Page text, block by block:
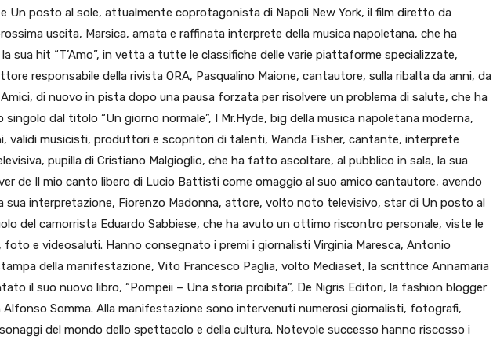
e Un posto al sole, attualmente coprotagonista di Napoli New York, il film diretto da
uscita, Marsica, amata e raffinata interprete della musica napoletana, che ha
sua hit “T’Amo”, in vetta a tutte le classifiche delle varie piattaforme specializzate,
responsabile della rivista ORA, Pasqualino Maione, cantautore, sulla ribalta da anni, da
di nuovo in pista dopo una pausa forzata per risolvere un problema di salute, che ha
dal titolo “Un giorno normale”, I Mr.Hyde, big della musica napoletana moderna,
validi musicisti, produttori e scopritori di talenti, Wanda Fisher, cantante, interprete
pupilla di Cristiano Malgioglio, che ha fatto ascoltare, al pubblico in sala, la sua
de Il mio canto libero di Lucio Battisti come omaggio al suo amico cantautore, avendo
sua interpretazione, Fiorenzo Madonna, attore, volto noto televisivo, star di Un posto al
del camorrista Eduardo Sabbiese, che ha avuto un ottimo riscontro personale, viste le
e videosaluti. Hanno consegnato i premi i giornalisti Virginia Maresca, Antonio
della manifestazione, Vito Francesco Paglia, volto Mediaset, la scrittrice Annamaria
il suo nuovo libro, “Pompeii – Una storia proibita”, De Nigris Editori, la fashion blogger
Alfonso Somma. Alla manifestazione sono intervenuti numerosi giornalisti, fotografi,
del mondo dello spettacolo e della cultura. Notevole successo hanno riscosso i